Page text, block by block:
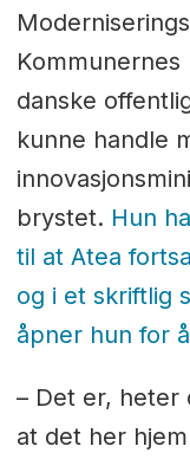
danske
kunne handle
brystet. Hun
til at Atea
og i et skriftlig
åpner hun for
– Det er, heter
at det her